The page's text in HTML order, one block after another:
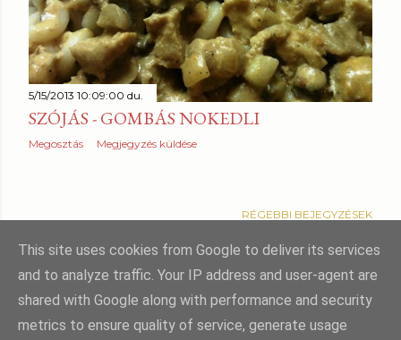
s
e
k
5/15/2013 10:09:00 du.
SZÓJÁS - GOMBÁS NOKEDLI
Megosztás Megjegyzés küldése
RÉGEBBI BEJEGYZÉSEK
Üzemeltető: Blogger
This site uses cookies from Google to deliver its services
and to analyze traffic. Your IP address and user-agent are
shared with Google along with performance and security
metrics to ensure quality of service, generate usage